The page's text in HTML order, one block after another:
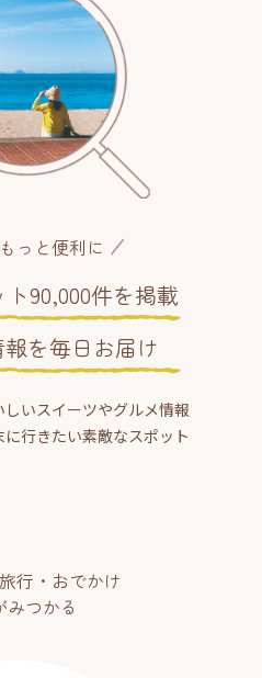
っと便利に
90,000件を掲載
を毎日お届け
いスイーツやグルメ情報
行きたい素敵なスポット
行・おでかけ
みつかる